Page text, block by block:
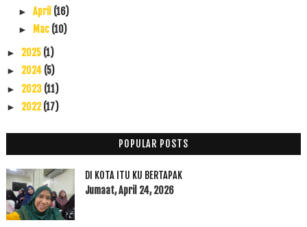
► April (16)
► Mac (10)
► 2025 (1)
► 2024 (5)
► 2023 (11)
► 2022(17)
►2018 (195)
►2017(199)
►2016(174)
POPULAR POSTS
DI KOTA ITU KU BERTAPAK
Jumaat, April 24, 2026